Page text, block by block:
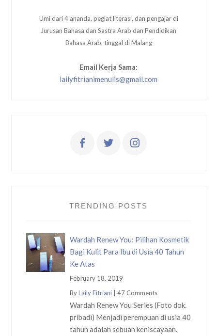
Umi dari 4 ananda, pegiat literasi, dan pengajar di
Jurusan Bahasa dan Sastra Arab dan Pendidikan
Bahasa Arab, tinggal di Malang
Email Kerja Sama:
lailyfitrianimenulis@gmail.com
TRENDING POSTS
Wardah Renew You: Pilihan Kosmetik
Bagi Kulit Para Ibu di Usia 40 Tahun
Ke Atas
February 18, 2019
ByLaily Fitriani| 47 Comments
Wardah Renew You Series (Foto dok.
pribadi) Menjadi perempuan di usia 40
tahun adalah sebuah keniscayaan.